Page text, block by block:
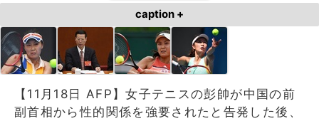
caption +
【11月18日 AFP】女子テニスの彭帥が中国の前
副首相から性的関係を強要されたと告発した後、